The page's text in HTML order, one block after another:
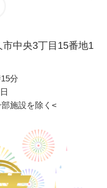
中央3丁目15番地1
分
施設を除く <